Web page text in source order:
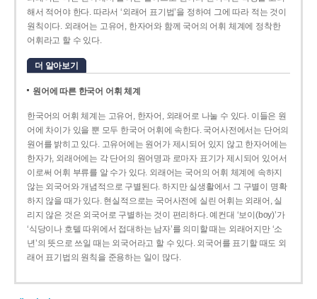
해서 적어야 한다. 따라서 ‘외래어 표기법’을 정하여 그에 따라 적는 것이
원칙이다. 외래어는 고유어, 한자어와 함께 국어의 어휘 체계에 정착한
어휘라고 할 수 있다.
더 알아보기
원어에 따른 한국어 어휘 체계
한국어의 어휘 체계는 고유어, 한자어, 외래어로 나눌 수 있다. 이들은 원
어에 차이가 있을 뿐 모두 한국어 어휘에 속한다. 국어사전에서는 단어의
원어를 밝히고 있다. 고유어에는 원어가 제시되어 있지 않고 한자어에는
한자가, 외래어에는 각 단어의 원어명과 로마자 표기가 제시되어 있어서
이로써 어휘 부류를 알 수가 있다. 외래어는 국어의 어휘 체계에 속하지
않는 외국어와 개념적으로 구별된다. 하지만 실생활에서 그 구별이 명확
하지 않을 때가 있다. 현실적으로는 국어사전에 실린 어휘는 외래어, 실
리지 않은 것은 외국어로 구별하는 것이 편리하다. 예컨대 ‘보이(boy)’가
‘식당이나 호텔 따위에서 접대하는 남자’를 의미할 때는 외래어지만 ‘소
년’의 뜻으로 쓰일 때는 외국어라고 할 수 있다. 외국어를 표기할 때도 외
래어 표기법의 원칙을 준용하는 일이 많다.